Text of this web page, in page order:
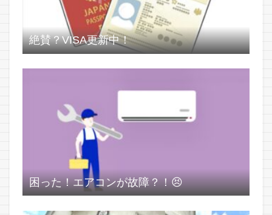
絶賛？VISA更新中！
困った！エアコンが故障？！😣